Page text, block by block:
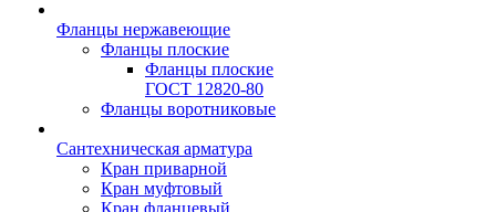
Фланцы нержавеющие
Фланцы плоские
Фланцы плоские
ГОСТ 12820-80
Фланцы воротниковые
Сантехническая арматура
Кран приварной
Кран муфтовый
Кран фланцевый